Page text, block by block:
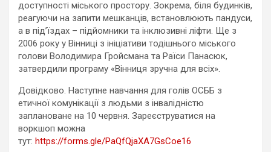
доступності міського простору. Зокрема, біля будинків,
реагуючи на запити мешканців, встановлюють пандуси,
а в під’їздах – підйомники та інклюзивні ліфти. Ще з
2006 року у Вінниці з ініціативи тодішнього міського
голови Володимира Гройсмана та Раїси Панасюк,
затвердили програму «Вінниця зручна для всіх».
Довідково. Наступне навчання для голів ОСББ з
етичної комунікації з людьми з інвалідністю
заплановане на 10 червня. Зареєструватися на
воркшоп можна
тут: https://forms.gle/PaQfQjaXA7GsCoe16